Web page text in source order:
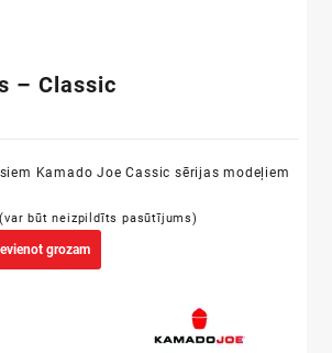
– Classic
Kamado Joe Cassic sērijas modeļiem
būt neizpildīts pasūtījums)
grozam